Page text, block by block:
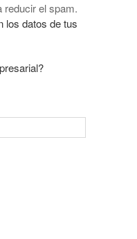
reducir el spam.
los datos de tus